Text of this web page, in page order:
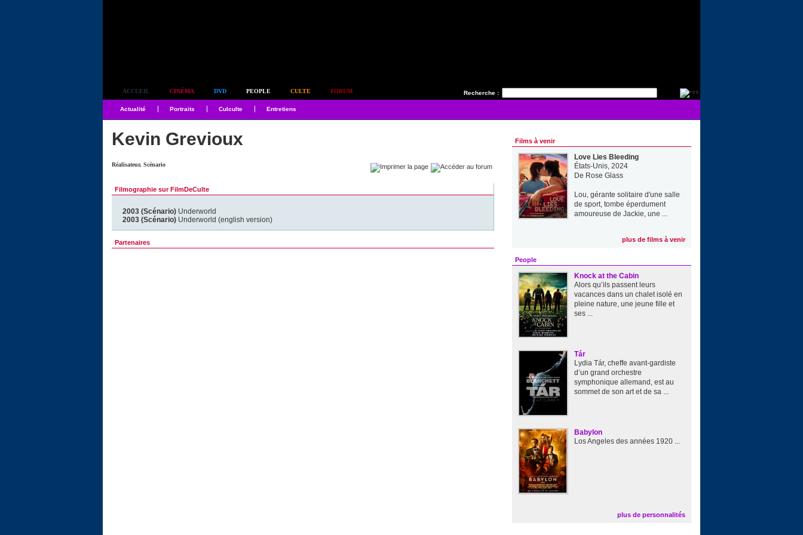
Recherche :
ACCUEIL CINÉMA DVD PEOPLE CULTE FORUM
Actualité Portraits Culculte Entretiens
Kevin Grevioux
Réalisateur, Scénario
Filmographie sur FilmDeCulte
2003 (Scénario) Underworld
2003 (Scénario) Underworld (english version)
Partenaires
Films à venir
Love Lies Bleeding
États-Unis, 2024
De Rose Glass
Lou, gérante solitaire d'une salle
de sport, tombe éperdument
amoureuse de Jackie, une ...
plus de films à venir
People
Knock at the Cabin
Alors qu’ils passent leurs
vacances dans un chalet isolé en
pleine nature, une jeune fille et
ses ...
Tár
Lydia Tár, cheffe avant-gardiste
d’un grand orchestre
symphonique allemand, est au
sommet de son art et de sa ...
Babylon
Los Angeles des années 1920 ...
plus de personnalités